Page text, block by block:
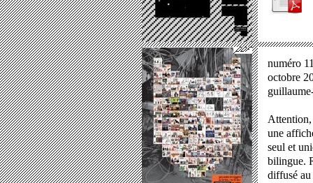
numéro
octobre
Attention,
une
seul et
bilingue.
diffusé